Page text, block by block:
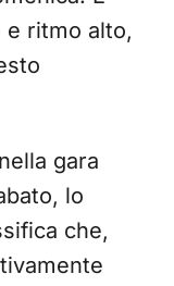
e ritmo alto,
nella gara
lo
che,